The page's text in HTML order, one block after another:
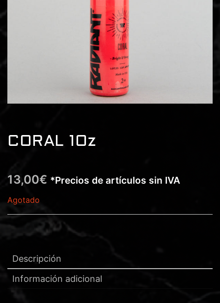
CORAL 1Oz
13,00€ *Precios de artículos sin IVA
Agotado
Descripción
Información adicional